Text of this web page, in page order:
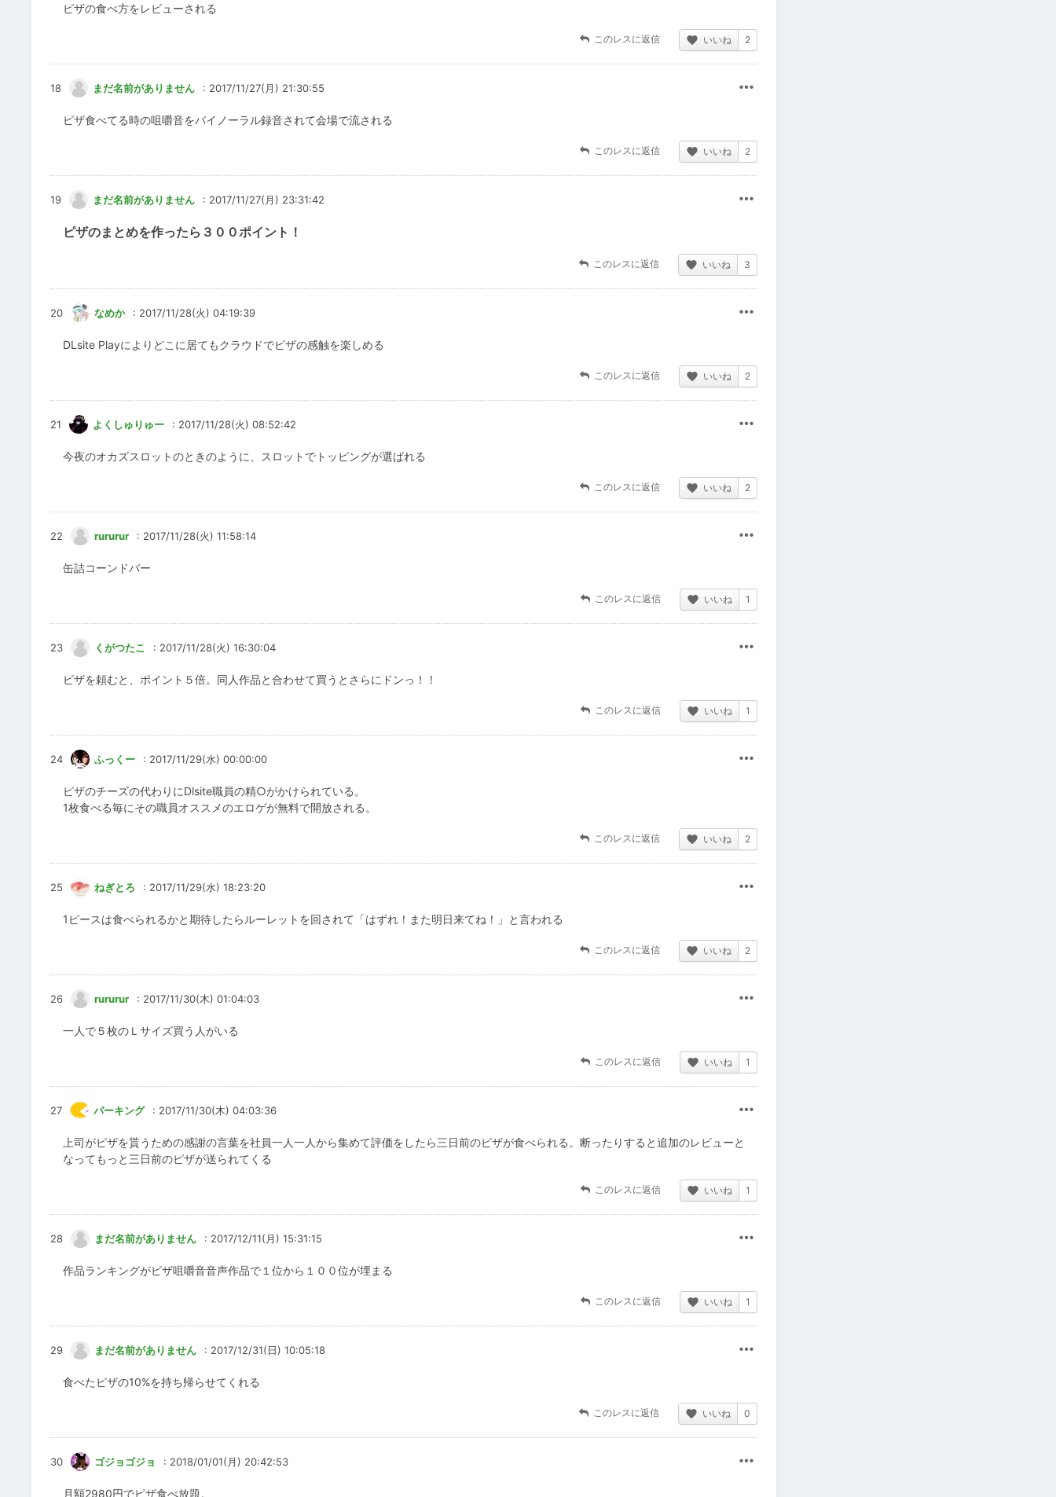
ピザの食べ方をレビューされる
このレスに返信 いいね 2
18 まだ名前がありません : 2017/11/27(月) 21:30:55
ピザ食べてる時の咀嚼音をバイノーラル録音されて会場で流される
このレスに返信 いいね 2
19 まだ名前がありません : 2017/11/27(月) 23:31:42
ピザのまとめを作ったら３００ポイント！
このレスに返信 いいね 3
20 なめか : 2017/11/28(火) 04:19:39
DLsite Playによりどこに居てもクラウドでピザの感触を楽しめる
このレスに返信 いいね 2
21 よくしゅりゅー : 2017/11/28(火) 08:52:42
今夜のオカズスロットのときのように、スロットでトッピングが選ばれる
このレスに返信 いいね 2
22 rururur : 2017/11/28(火) 11:58:14
缶詰コーンドバー
このレスに返信 いいね 1
23 くがつたこ : 2017/11/28(火) 16:30:04
ピザを頼むと、ポイント５倍。同人作品と合わせて買うとさらにドンっ！！
このレスに返信 いいね 1
24 ふっくー : 2017/11/29(水) 00:00:00
ピザのチーズの代わりにDlsite職員の精○がかけられている。
1枚食べる毎にその職員オススメのエロゲが無料で開放される。
このレスに返信 いいね 2
25 ねぎとろ : 2017/11/29(水) 18:23:20
1ピースは食べられるかと期待したらルーレットを回されて「はずれ！また明日来てね！」と言われる
このレスに返信 いいね 2
26 rururur : 2017/11/30(木) 01:04:03
一人で５枚のＬサイズ買う人がいる
このレスに返信 いいね 1
27 パーキング : 2017/11/30(木) 04:03:36
上司がピザを貰うための感謝の言葉を社員一人一人から集めて評価をしたら三日前のピザが食べられる。断ったりすると追加のレビューと
なってもっと三日前のピザが送られてくる
このレスに返信 いいね 1
28 まだ名前がありません : 2017/12/11(月) 15:31:15
作品ランキングがピザ咀嚼音音声作品で１位から１００位が埋まる
このレスに返信 いいね 1
29 まだ名前がありません : 2017/12/31(日) 10:05:18
食べたピザの10%を持ち帰らせてくれる
このレスに返信 いいね 0
30 ゴジョゴジョ : 2018/01/01(月) 20:42:53
月額2980円でピザ食べ放題。